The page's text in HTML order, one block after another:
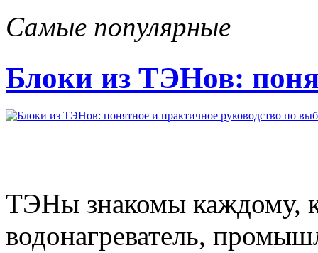
Самые популярные
Блоки из ТЭНов:
ТЭНы знакомы каждому,
водонагреватель,